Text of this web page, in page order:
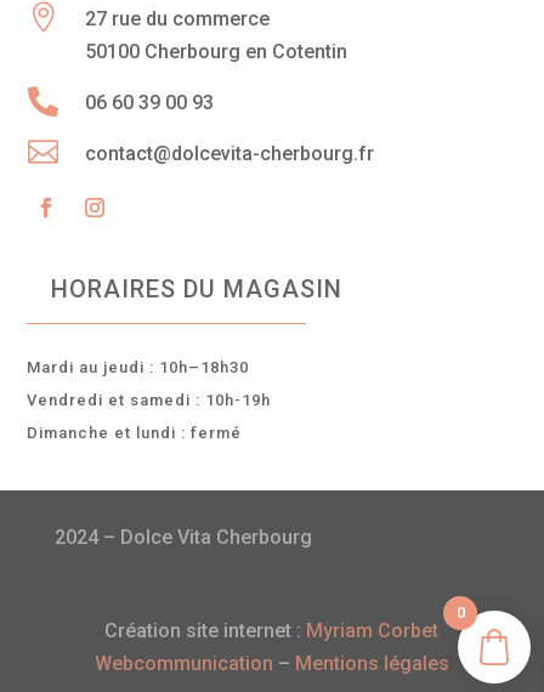

27 rue du commerce
50100 Cherbourg en Cotentin
 06 60 39 00 93
 contact@dolcevita-cherbourg.fr
HORAIRES DU MAGASIN
Mardi au jeudi : 10h–18h30
Vendredi et samedi : 10h-19h
Dimanche et lundi : fermé
2024 – Dolce Vita Cherbourg
Création site internet : Myriam Corbet
Webcommunication – Mentions légales
0